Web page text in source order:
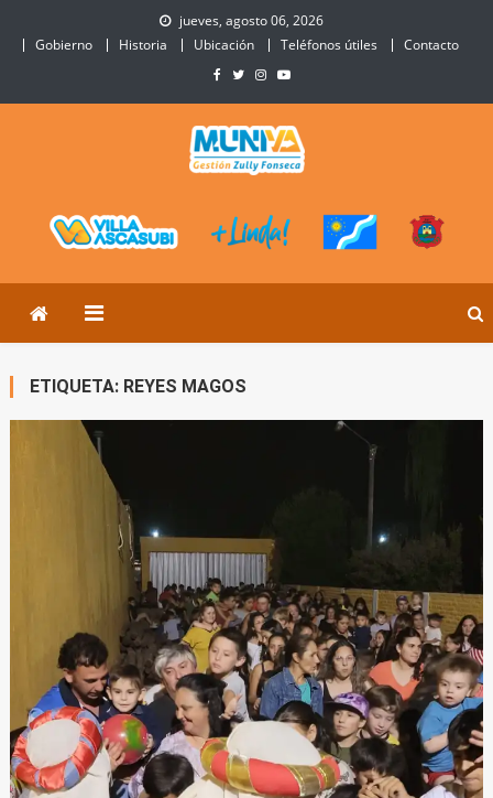
jueves, agosto 06, 2026
Gobierno
Historia Ubicación Teléfonos útiles Contacto
Ascasubi
ETIQUETA: REYES MAGOS